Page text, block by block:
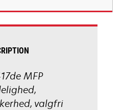
MFP
valgfri